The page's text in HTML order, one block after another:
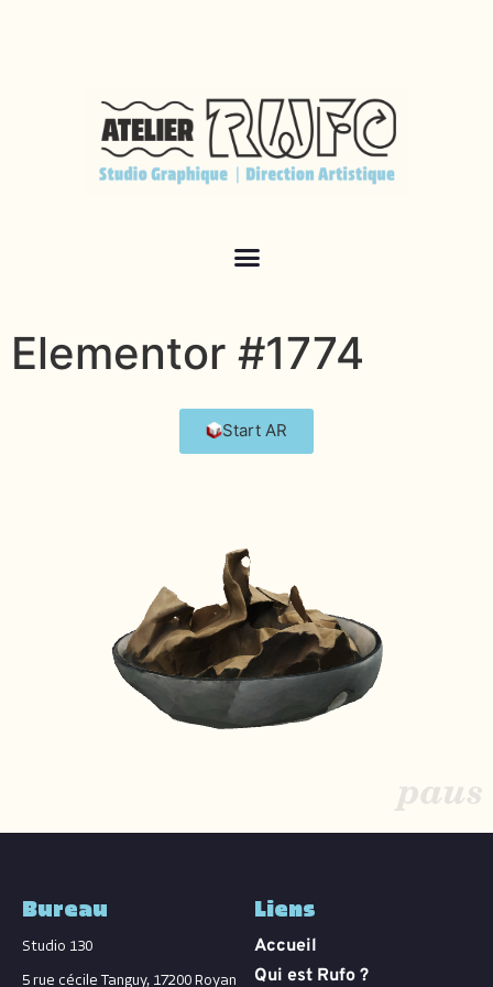
Elementor #1774
Start AR
Bureau
Studio 130
5 rue cécile Tanguy, 17200 Royan
Liens
Accueil
Qui est Rufo ?